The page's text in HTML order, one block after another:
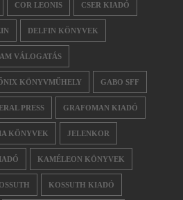
COR LEONIS CSER KIADÓ
DELFIN KÖNYVEK
VÁLOGATÁS
KÖNYVMŰHELY GABO SFF
PRESS GRAFOMAN KIADÓ
KÖNYVEK JELENKOR
KAMÉLEON KÖNYVEK
KOSSUTH KIADÓ